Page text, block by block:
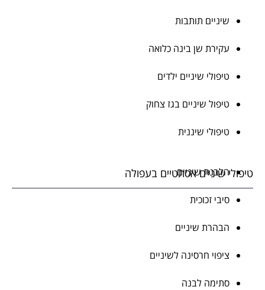
שיניים תותבות
עקירת שן בינה כלואה
טיפולי שיניים ילדים
טיפול שיניים בגז צחוק
טיפולי שיננית
שיניים אסתטיים בעפולה
הלבנת שיניים
סיבי זכוכית
הבהרת שיניים
ציפוי חרסינה לשיניים
סתימה לבנה